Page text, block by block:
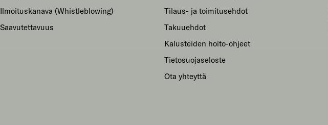
Ilmoituskanava (Whistleblowing)
Saavutettavuus
Tilaus- ja toimitusehdot
Takuuehdot
Kalusteiden hoito-ohjeet
Tietosuojaseloste
Ota yhteyttä